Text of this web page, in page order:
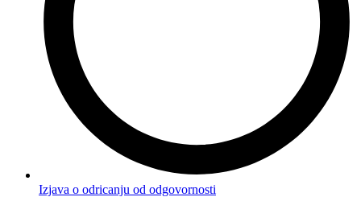
Izjava o odricanju od odgovornosti